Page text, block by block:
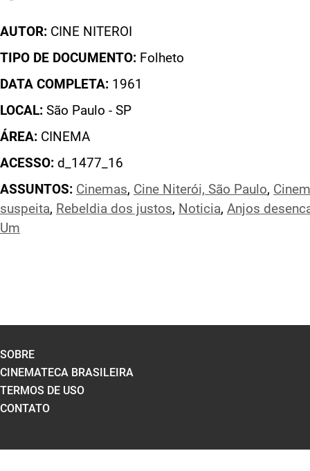
AUTOR: CINE NITEROI
TIPO DE DOCUMENTO: Folheto
DATA COMPLETA: 1961
LOCAL: São Paulo - SP
ÁREA: CINEMA
ACESSO: d_1477_16
ASSUNTOS: Cinemas, Cine Niterói, São Paulo,
suspeita, Rebeldia dos justos, Noticia, Anjos
Um
SOBRE
CINEMATECA BRASILEIRA
TERMOS DE USO
CONTATO